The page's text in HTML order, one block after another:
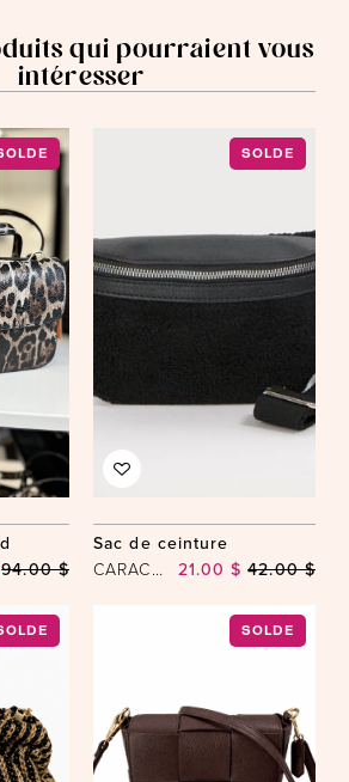
qui pourraient vous
intéresser
94.00 $
SOLDE
Sac de ceinture
CARACOL 21.00 $ 42.00 $
SOLDE